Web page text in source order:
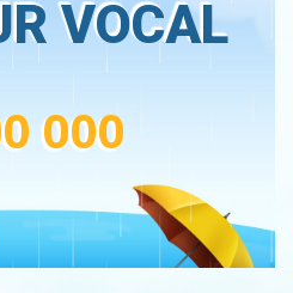
VOCAL
000